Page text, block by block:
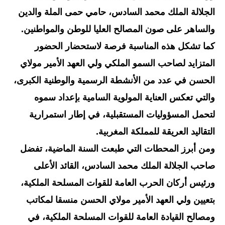
الجلالة الملك محمد السادس، حامي حمى الملة والدين
والساهر على صون المصالح العليا للوطن والمواطنين.
كما تشكل هذه المناسبة فرصة لاستحضار الحضور
المتزايد لصاحب السمو الملكي ولي العهد الأمير مولاي
الحسن في عدد من الأنشطة الرسمية والوطنية الكبرى،
والتي تعكس العناية المولوية السامية بإعداد سموه
لتحمل المسؤوليات المستقبلية، في إطار استمرارية
التقاليد العريقة للمملكة المغربية.
ومن أبرز المحطات التي طبعت السنة الماضية، تفضل
صاحب الجلالة الملك محمد السادس، القائد الأعلى
ورئيس أركان الحرب العامة للقوات المسلحة الملكية،
بتعيين ولي العهد الأمير مولاي الحسن منسقا لمكاتب
ومصالح القيادة العامة للقوات المسلحة الملكية، في